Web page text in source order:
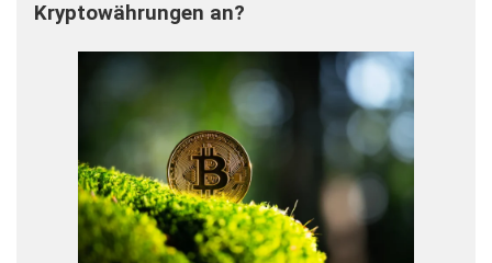
Kryptowährungen an?